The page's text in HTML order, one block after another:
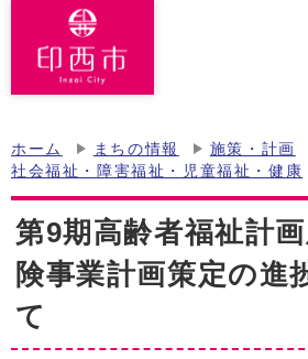
ホーム まちの情報
施策・計画
社会福祉・障害福祉・児童福祉・健康
第9期高齢者福祉計
険事業計画策定の進
て